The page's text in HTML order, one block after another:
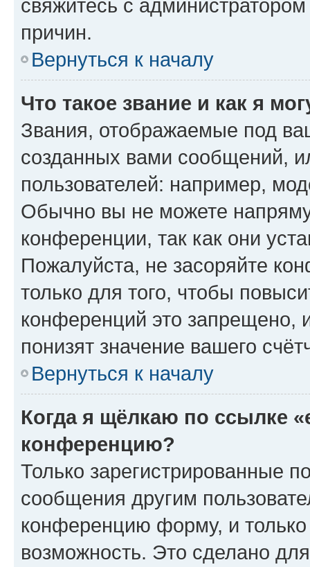
свяжитесь с
причин.
Вернуться к началу
Что такое звание и как я
Звания, отображаемые под
созданных вами сообщений,
пользователей: например,
Обычно вы не можете
конференции, так как они
Пожалуйста, не засоряйте
только для того, чтобы
конференций это запрещено,
понизят значение вашего
Вернуться к началу
Когда я щёлкаю по ссылке
конференцию?
Только зарегистрированные
сообщения другим
конференцию форму, и
возможность. Это сделано